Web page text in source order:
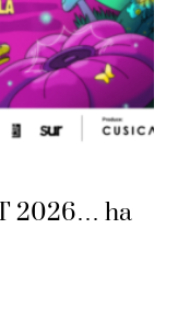
2026… ha